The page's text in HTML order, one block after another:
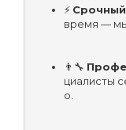
⚡
время —
👨‍🔧
циалисты
о.